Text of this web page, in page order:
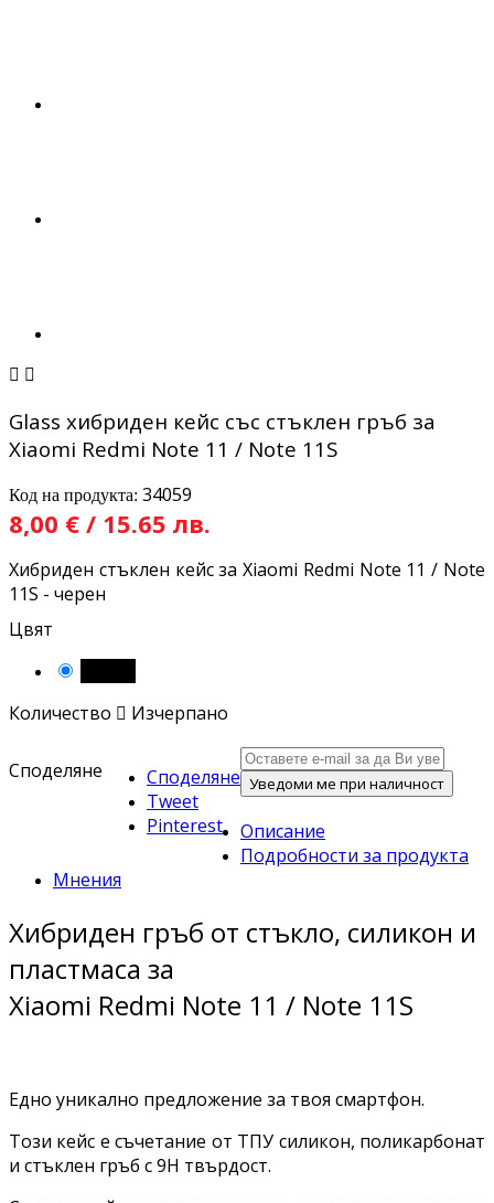
 
Glass хибриден кейс със стъклен гръб за
Xiaomi Redmi Note 11 / Note 11S
Код на продукта: 34059
8,00 € / 15.65 лв.
Хибриден стъклен кейс за Xiaomi Redmi Note 11 / Note
11S - черен
Цвят
Количество  Изчерпано
Споделяне
Споделяне
Tweet
Pinterest
Уведоми ме при наличност
Описание
Подробности за продукта
Мнения
Хибриден гръб от стъкло, силикон и
пластмаса за
Xiaomi Redmi Note 11 / Note 11S
Едно уникално предложение за твоя смартфон.
Този кейс е съчетание от ТПУ силикон, поликарбонат
и стъклен гръб с 9H твърдост.